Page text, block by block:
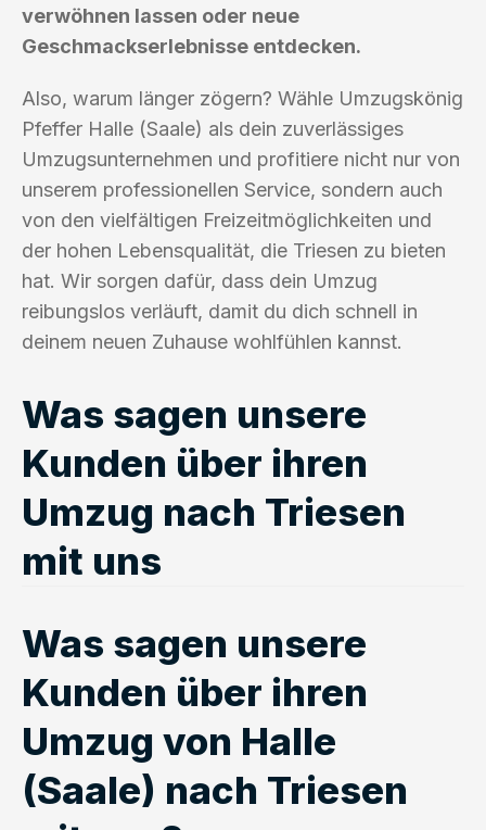
verwöhnen lassen oder neue
Geschmackserlebnisse entdecken.
Also, warum länger zögern? Wähle Umzugskönig
Pfeffer Halle (Saale) als dein zuverlässiges
Umzugsunternehmen und profitiere nicht nur von
unserem professionellen Service, sondern auch
von den vielfältigen Freizeitmöglichkeiten und
der hohen Lebensqualität, die Triesen zu bieten
hat. Wir sorgen dafür, dass dein Umzug
reibungslos verläuft, damit du dich schnell in
deinem neuen Zuhause wohlfühlen kannst.
Was sagen unsere
Kunden über ihren
Umzug nach Triesen
mit uns
Was sagen unsere
Kunden über ihren
Umzug von Halle
(Saale) nach Triesen